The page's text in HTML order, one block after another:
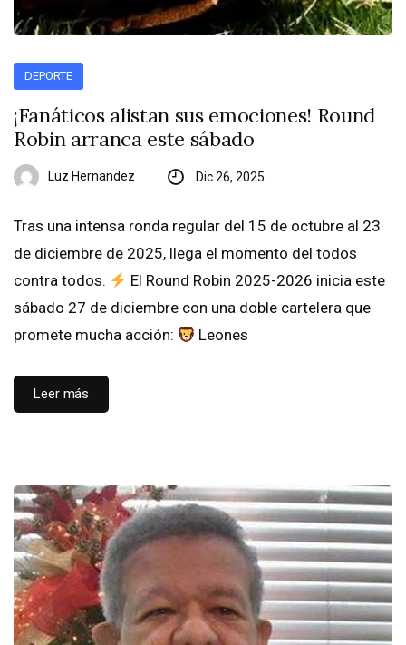
DEPORTE
¡Fanáticos alistan sus emociones! Round
Robin arranca este sábado
Luz Hernandez Dic 26, 2025
Tras una intensa ronda regular del 15 de octubre al 23
de diciembre de 2025, llega el momento del todos
contra todos.
El Round Robin 2025-2026 inicia este
sábado 27 de diciembre con una doble cartelera que
promete mucha acción:
Leones
Leer más